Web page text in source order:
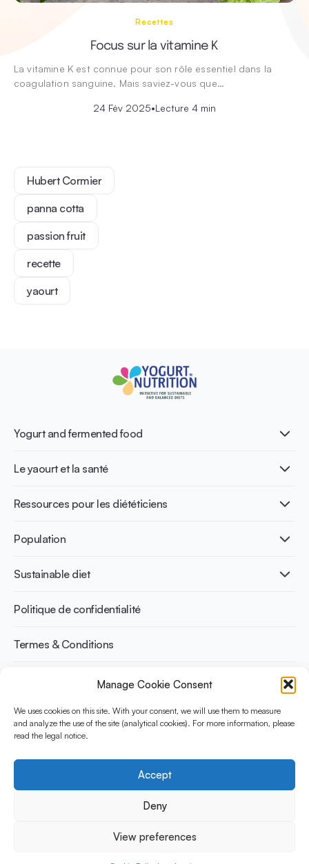
Manage Cookie Consent
We uses cookies on this site. With your consent, we will use them to measure
and analyze the use of the site (analytical cookies). For more information, please
read the legal notice.
Accept
Deny
View preferences
Recettes
Focus sur la vitamine K
La vitamine K est connue pour son rôle essentiel dans la
coagulation sanguine. Mais saviez-vous que…
24 Fév 2025•Lecture 4 min
Hubert Cormier
panna cotta
passion fruit
recette
yaourt
Yogurt and fermented food
Qu’est-ce que le yaourt ?
Nutri-dense food
Le yaourt et la santé
Healthy Diets & Lifestyle
Santé intestinale
Santé osseuse
Gestion du poids
Ressources pour les diététiciens
Publications
Infographics
Recettes
Population
Adulte
Sportif
Sustainable diet
Benefits for planet health
Benefits for human health
Politique de confidentialité
Termes & Conditions
YINI (The Yogurt in Nutrition Initiative) est financée par le
Danone Institute International. Elle vise à évaluer et partager les
preuves actuelles sur la place du yaourt dans les régimes
Social Media